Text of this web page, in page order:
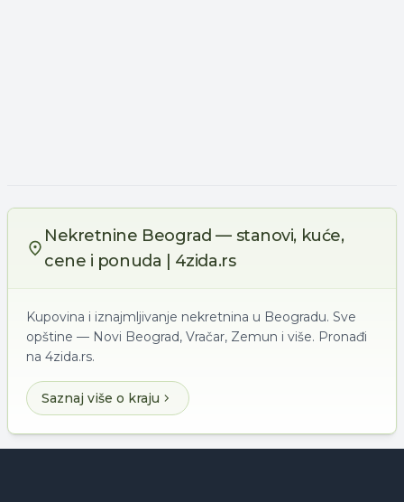
Nekretnine Beograd — stanovi, kuće,
cene i ponuda | 4zida.rs
Kupovina i iznajmljivanje nekretnina u Beogradu. Sve
opštine — Novi Beograd, Vračar, Zemun i više. Pronađi
na 4zida.rs.
Saznaj više o kraju